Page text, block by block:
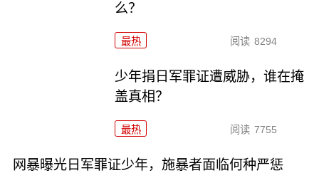
么？
最热 阅读 8294
少年捐日军罪证遭威胁，谁在掩
盖真相？
最热 阅读 7755
网暴曝光日军罪证少年，施暴者面临何种严惩